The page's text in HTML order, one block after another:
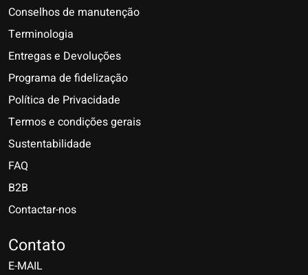
Conselhos de manutenção
Terminologia
Entregas e Devoluções
Programa de fidelização
Política de Privacidade
Termos e condições gerais
Sustentabilidade
FAQ
B2B
Contactar-nos
Contato
E-MAIL